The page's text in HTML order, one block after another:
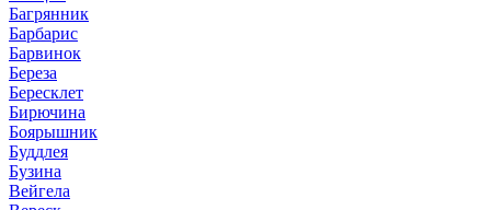
Багрянник
Барбарис
Барвинок
Береза
Бересклет
Бирючина
Боярышник
Буддлея
Бузина
Вейгела